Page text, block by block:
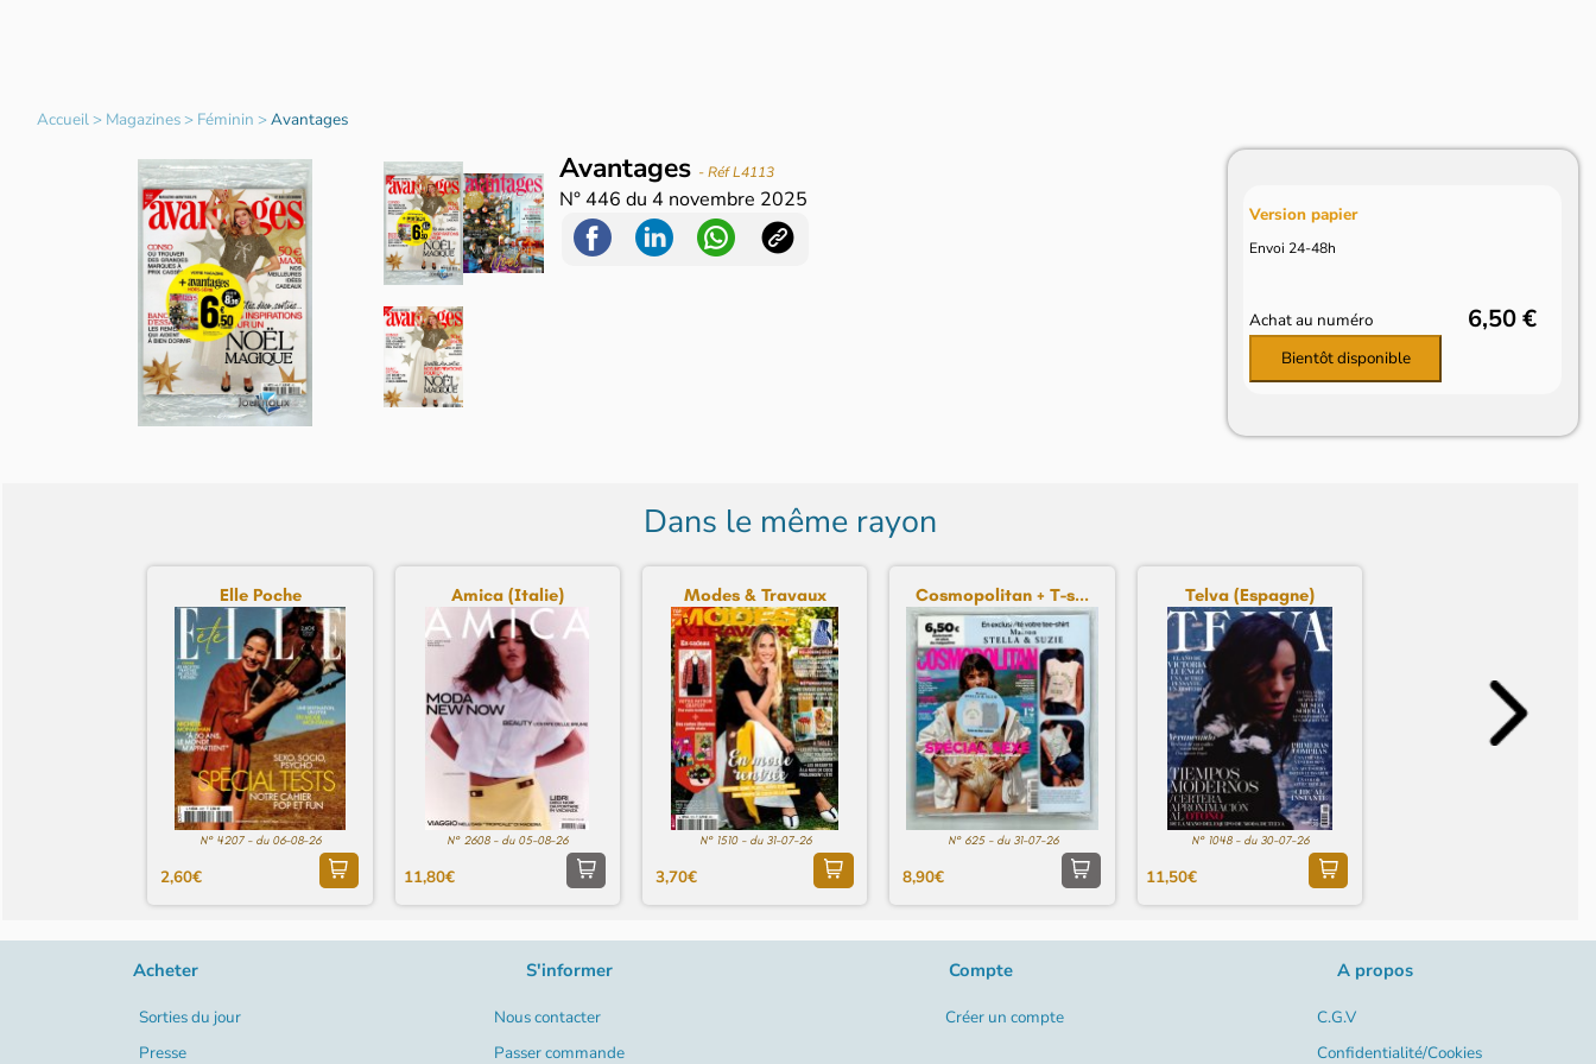
Accueil> Magazines> Féminin >Avantages
Avantages - Réf L4113
N°446 du4 novembre 2025
Version papier
Envoi 24-48h
Achat au numéro 6,50 €
Bientôt disponible
Dans le même rayon
Elle Poche
N° 4207 - du 06-08-26
2,60€
Amica (Italie)
N° 2608 - du 05-08-26
11,80€
Modes & Travaux
N° 1510 - du 31-07-26
3,70€
Cosmopolitan + T-s...
N° 625 - du 31-07-26
8,90€
Telva (Espagne)
N° 1048 - du 30-07-26
11,50€
Acheter
Sorties du jour
Presse
S'informer
Nous contacter
Passer commande
Compte
Créer un compte
A propos
C.G.V
Confidentialité/Cookies